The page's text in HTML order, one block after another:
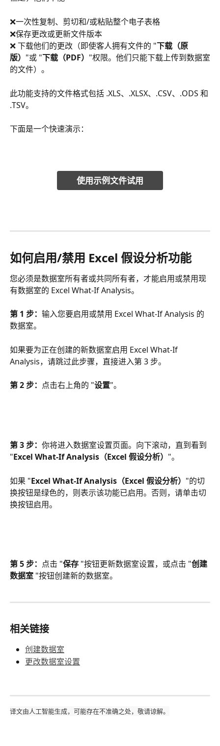
❌一次性复制、剪切和/或粘贴整个电子表格
❌保存更改或更新文件版本
❌ 下载他们的更改（即使客人拥有文件的 "下载（原
版） "或 "下载（PDF） "权限。他们只能下载上传到数据室
的文件）。
此功能支持的文件格式包括 .XLS、.XLSX、.CSV、.ODS 和
.TSV。
下面是一个快速演示：
使用示例文件试用
如何启用/禁用 Excel 假设分析功能
您必须是数据室所有者或共同所有者，才能启用或禁用现
有数据室的 Excel What-If Analysis。
第 1 步： 输入您要启用或禁用 Excel What-If Analysis 的
数据室。
如果要为正在创建的新数据室启用 Excel What-If
Analysis，请跳过此步骤，直接进入第 3 步。
第 2 步： 点击右上角的 "设置"。
第 3 步： 你将进入数据室设置页面。向下滚动，直到看到
"Excel What-If Analysis（Excel 假设分析） "。
如果 "Excel What-If Analysis（Excel 假设分析） "的切
换按钮是绿色的，则表示该功能已启用。否则，请单击切
换按钮启用。
第 5 步： 点击 "保存 "按钮更新数据室设置，或点击 "创建
数据室 "按钮创建新的数据室。
相关链接
创建数据室
更改数据室设置
译文由人工智能生成，可能存在不准确之处，敬请谅解。